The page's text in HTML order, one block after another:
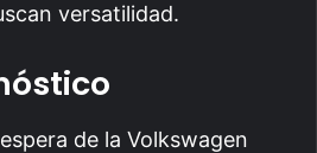
versatilidad.
de la Volkswagen